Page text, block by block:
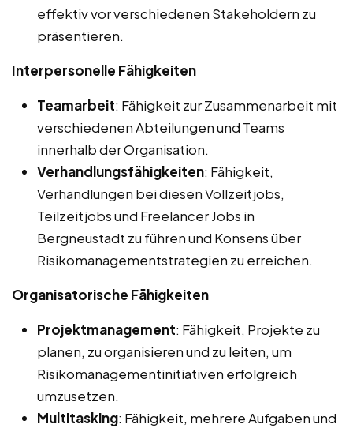
effektiv vor verschiedenen Stakeholdern zu
präsentieren.
Interpersonelle Fähigkeiten
Teamarbeit: Fähigkeit zur Zusammenarbeit mit
verschiedenen Abteilungen und Teams
innerhalb der Organisation.
Verhandlungsfähigkeiten: Fähigkeit,
Verhandlungen bei diesen Vollzeitjobs,
Teilzeitjobs und Freelancer Jobs in
Bergneustadt zu führen und Konsens über
Risikomanagementstrategien zu erreichen.
Organisatorische Fähigkeiten
Projektmanagement: Fähigkeit, Projekte zu
planen, zu organisieren und zu leiten, um
Risikomanagementinitiativen erfolgreich
umzusetzen.
Multitasking: Fähigkeit, mehrere Aufgaben und